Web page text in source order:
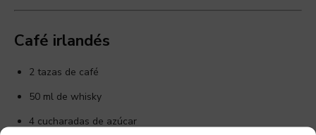
Café irlandés
2 tazas de café
50 ml de whisky
4 cucharadas de azúcar